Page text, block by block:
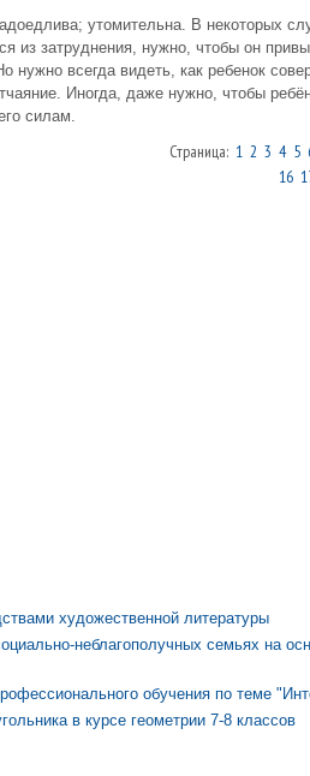
утомительна. В некоторых
из затруднения, нужно, чтобы он
нужно всегда видеть, как ребенок
Иногда, даже нужно, чтобы
силам.
Страница: 1 2 3 4 5
16
художественной литературы
неблагополучных семьях на
обучения по теме
в курсе геометрии 7-8 классов